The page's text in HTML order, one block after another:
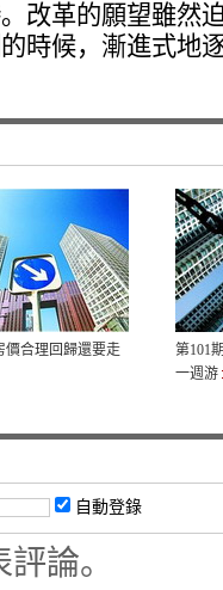
改革的願望雖然
時候，漸進式地
價合理回歸還要走
第101
一週游
自動登錄